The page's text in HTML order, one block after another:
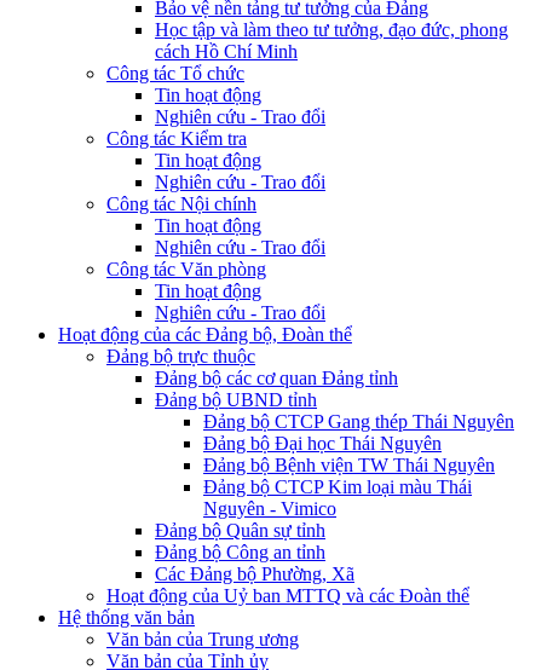
Bảo vệ nền tảng tư tưởng của Đảng
Học tập và làm theo tư tưởng, đạo đức, phong
cách Hồ Chí Minh
Công tác Tổ chức
Tin hoạt động
Nghiên cứu - Trao đổi
Công tác Kiểm tra
Tin hoạt động
Nghiên cứu - Trao đổi
Công tác Nội chính
Tin hoạt động
Nghiên cứu - Trao đổi
Công tác Văn phòng
Tin hoạt động
Nghiên cứu - Trao đổi
Hoạt động của các Đảng bộ, Đoàn thể
Đảng bộ trực thuộc
Đảng bộ các cơ quan Đảng tỉnh
Đảng bộ UBND tỉnh
Đảng bộ CTCP Gang thép Thái Nguyên
Đảng bộ Đại học Thái Nguyên
Đảng bộ Bệnh viện TW Thái Nguyên
Đảng bộ CTCP Kim loại màu Thái
Nguyên - Vimico
Đảng bộ Quân sự tỉnh
Đảng bộ Công an tỉnh
Các Đảng bộ Phường, Xã
Hoạt động của Uỷ ban MTTQ và các Đoàn thể
Hệ thống văn bản
Văn bản của Trung ương
Văn bản của Tỉnh ủy